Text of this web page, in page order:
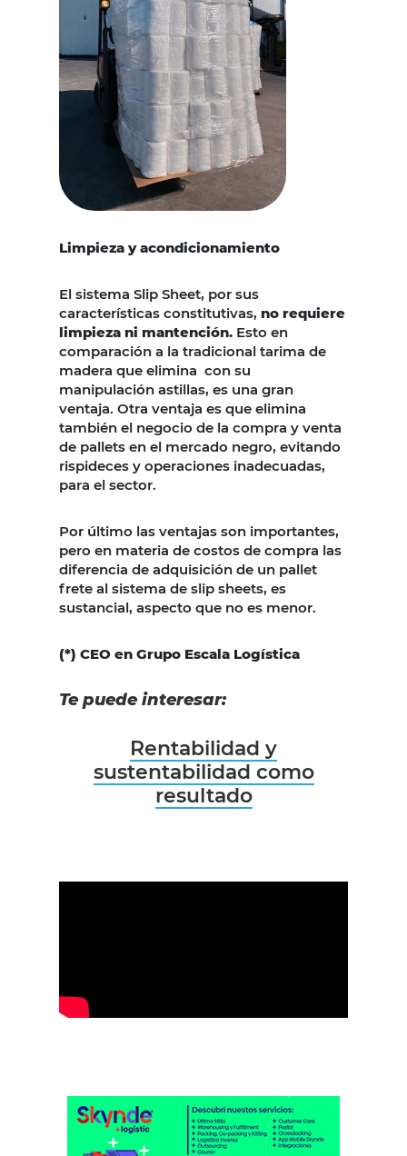
Limpieza y acondicionamiento
El sistema Slip Sheet, por sus
características constitutivas, no requiere
limpieza ni mantención. Esto en
comparación a la tradicional tarima de
madera que elimina con su
manipulación astillas, es una gran
ventaja. Otra ventaja es que elimina
también el negocio de la compra y venta
de pallets en el mercado negro, evitando
rispideces y operaciones inadecuadas,
para el sector.
Por último las ventajas son importantes,
pero en materia de costos de compra las
diferencia de adquisición de un pallet
frete al sistema de slip sheets, es
sustancial, aspecto que no es menor.
(*) CEO en Grupo Escala Logística
Te puede interesar:
Rentabilidad y
sustentabilidad como
resultado